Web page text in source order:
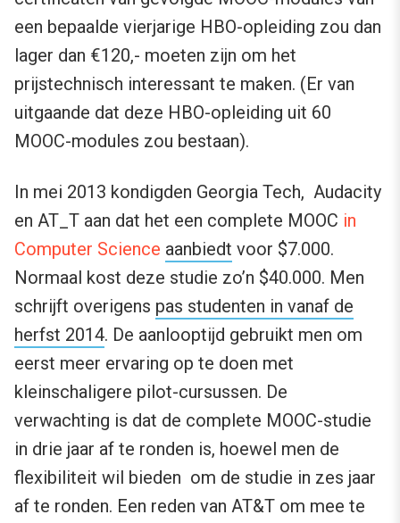
een bepaalde vierjarige HBO-opleiding zou dan
lager dan €120,- moeten zijn om het
prijstechnisch interessant te maken. (Er van
uitgaande dat deze HBO-opleiding uit 60
MOOC-modules zou bestaan).
In mei 2013 kondigden Georgia Tech, Audacity
en AT_T aan dat het een complete MOOC in
Computer Science aanbiedt voor $7.000.
Normaal kost deze studie zo’n $40.000. Men
schrijft overigens pas studenten in vanaf de
herfst 2014. De aanlooptijd gebruikt men om
eerst meer ervaring op te doen met
kleinschaligere pilot-cursussen. De
verwachting is dat de complete MOOC-studie
in drie jaar af te ronden is, hoewel men de
flexibiliteit wil bieden om de studie in zes jaar
af te ronden. Een reden van AT&T om mee te